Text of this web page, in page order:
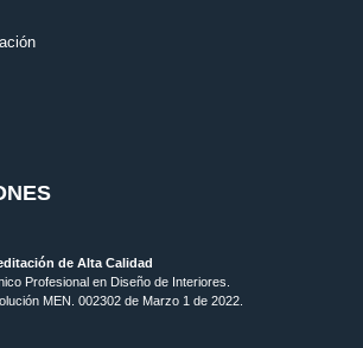
de Alta Calidad
Profesional en Diseño de Interiores.
MEN. 002302 de Marzo 1 de 2022.